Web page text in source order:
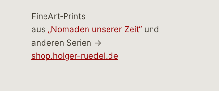
FineArt‑Prints
aus „Nomaden unserer Zeit“ und
anderen Serien →
shop.holger-ruedel.de